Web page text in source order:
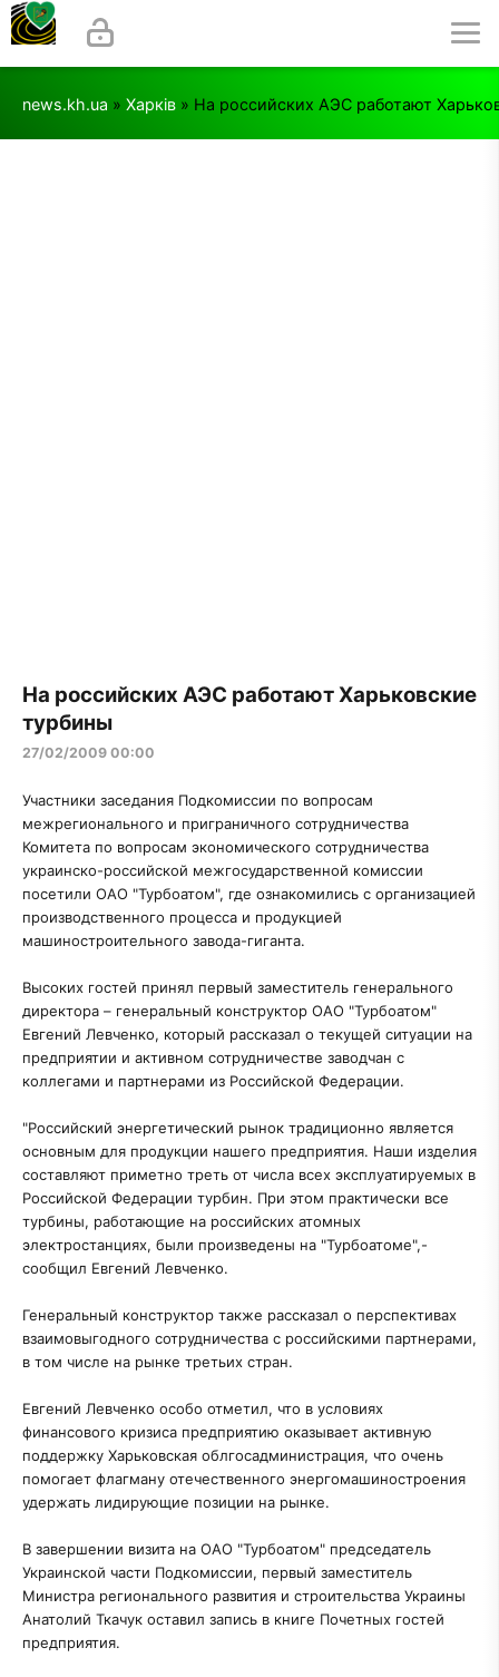
news.kh.ua » Харків » На российских АЭС работают
На российских АЭС работают Харьковские
турбины
27/02/2009 00:00
Участники заседания Подкомиссии по вопросам
межрегионального и приграничного сотрудничества
Комитета по вопросам экономического сотрудничества
украинско-российской межгосударственной комиссии
посетили ОАО "Турбоатом", где ознакомились с организацией
производственного процесса и продукцией
машиностроительного завода-гиганта.
Высоких гостей принял первый заместитель генерального
директора – генеральный конструктор ОАО "Турбоатом"
Евгений Левченко, который рассказал о текущей ситуации на
предприятии и активном сотрудничестве заводчан с
коллегами и партнерами из Российской Федерации.
"Российский энергетический рынок традиционно является
основным для продукции нашего предприятия. Наши изделия
составляют приметно треть от числа всех эксплуатируемых в
Российской Федерации турбин. При этом практически все
турбины, работающие на российских атомных
электростанциях, были произведены на "Турбоатоме",-
сообщил Евгений Левченко.
Генеральный конструктор также рассказал о перспективах
взаимовыгодного сотрудничества с российскими партнерами,
в том числе на рынке третьих стран.
Евгений Левченко особо отметил, что в условиях
финансового кризиса предприятию оказывает активную
поддержку Харьковская облгосадминистрация, что очень
помогает флагману отечественного энергомашиностроения
удержать лидирующие позиции на рынке.
В завершении визита на ОАО "Турбоатом" председатель
Украинской части Подкомиссии, первый заместитель
Министра регионального развития и строительства Украины
Анатолий Ткачук оставил запись в книге Почетных гостей
предприятия.